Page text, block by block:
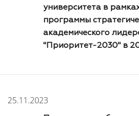
университета в
программы
академического
"Приоритет-2030" в
25.11.2023